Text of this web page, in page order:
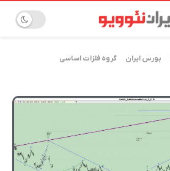
بورس ایران گروه فلزات اساسی